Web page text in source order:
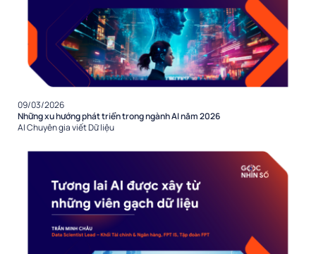
09/03/2026
Những xu hướng phát triển trong ngành AI năm 2026
AIChuyên gia viếtDữ liệu